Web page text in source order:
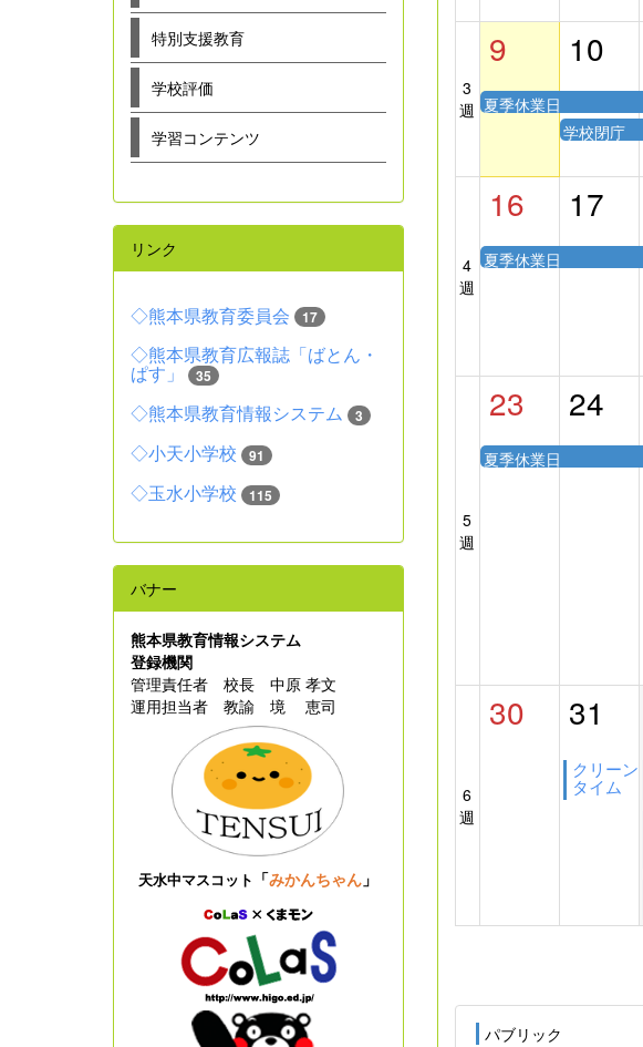
3
週
9
夏季休業日
10
学校閉庁
4
週
16
夏季休業日
17
5
週
23
夏季休業日
24
6
週
30 31
クリーン
タイム
パブリック
特別支援教育
学校評価
学習コンテンツ
リンク
◇熊本県教育委員会 17
◇熊本県教育広報誌「ばとん・
ぱす」 35
◇熊本県教育情報システム 3
◇小天小学校 91
◇玉水小学校 115
バナー
熊本県教育情報システム
登録機関
管理責任者 校長 中原 孝文
運用担当者 教諭 境 恵司
天水中マスコット 「みかんちゃん 」